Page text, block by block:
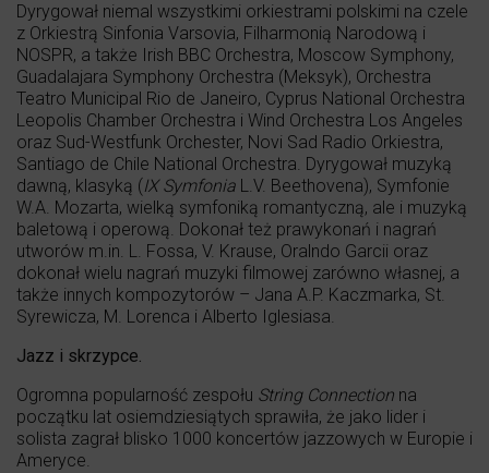
Dyrygował niemal wszystkimi orkiestrami polskimi na czele
z Orkiestrą Sinfonia Varsovia, Filharmonią Narodową i
NOSPR, a także Irish BBC Orchestra, Moscow Symphony,
Guadalajara Symphony Orchestra (Meksyk), Orchestra
Teatro Municipal Rio de Janeiro, Cyprus National Orchestra
Leopolis Chamber Orchestra i Wind Orchestra Los Angeles
oraz Sud-Westfunk Orchester, Novi Sad Radio Orkiestra,
Santiago de Chile National Orchestra. Dyrygował muzyką
dawną, klasyką (IX Symfonia L.V. Beethovena), Symfonie
W.A. Mozarta, wielką symfoniką romantyczną, ale i muzyką
baletową i operową. Dokonał też prawykonań i nagrań
utworów m.in. L. Fossa, V. Krause, Oralndo Garcii oraz
dokonał wielu nagrań muzyki filmowej zarówno własnej, a
także innych kompozytorów – Jana A.P. Kaczmarka, St.
Syrewicza, M. Lorenca i Alberto Iglesiasa.
Jazz i skrzypce.
Ogromna popularność zespołu String Connection na
początku lat osiemdziesiątych sprawiła, że jako lider i
solista zagrał blisko 1000 koncertów jazzowych w Europie i
Ameryce.